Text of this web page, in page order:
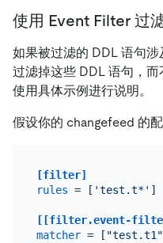
使用 Event Filter 过
如果被过滤的 DDL 语句
过滤掉这些 DDL 语句，
使用具体示例进行说明。
假设你的 changefeed 的
[filter]
rules = [ 'test.t*' ]
[[filter.event-
matcher = [ "test.t1"